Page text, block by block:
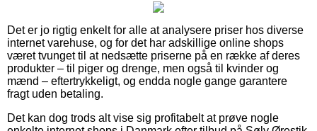
Det er jo rigtig enkelt for alle at analysere priser hos diverse
internet varehuse, og for det har adskillige online shops
været tvunget til at nedsætte priserne på en række af deres
produkter – til piger og drenge, men også til kvinder og
mænd – eftertrykkeligt, og endda nogle gange garantere
fragt uden betaling.
Det kan dog trods alt vise sig profitabelt at prøve nogle